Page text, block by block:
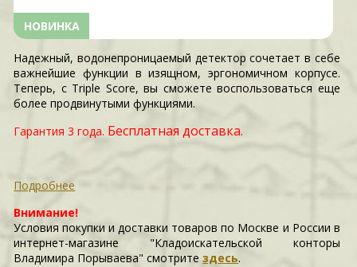
НОВИНКА
Надежный, водонепроницаемый детектор сочетает в себе
важнейшие функции в изящном, эргономичном корпусе.
Теперь, с Triple Score, вы сможете воспользоваться еще
более продвинутыми функциями.
Гарантия 3 года. Бесплатная доставка.
Подробнее
Внимание!
Условия покупки и доставки товаров по Москве и России в
интернет-магазине "Кладоискательской конторы
Владимира Порываева" смотритездесь.